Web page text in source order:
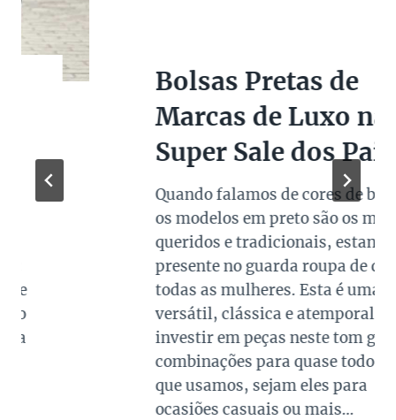
Bolsas Pretas de
Marcas de Luxo na
Super Sale dos Pais
Quando falamos de cores de bolsas,
os modelos em preto são os mais
queridos e tradicionais, estando
presente no guarda roupa de quase
todas as mulheres. Esta é uma cor
versátil, clássica e atemporal e
investir em peças neste tom garante
combinações para quase todo look
que usamos, sejam eles para
ocasiões casuais ou mais…